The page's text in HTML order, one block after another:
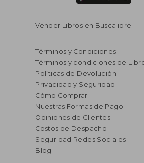
Vender Libros en Buscalibre
Términos y Condiciones
Términos y condiciones de
Políticas de Devolución
Privacidad y Seguridad
Cómo Comprar
Nuestras Formas de Pago
Opiniones de Clientes
Costos de Despacho
Seguridad Redes Sociales
Blog